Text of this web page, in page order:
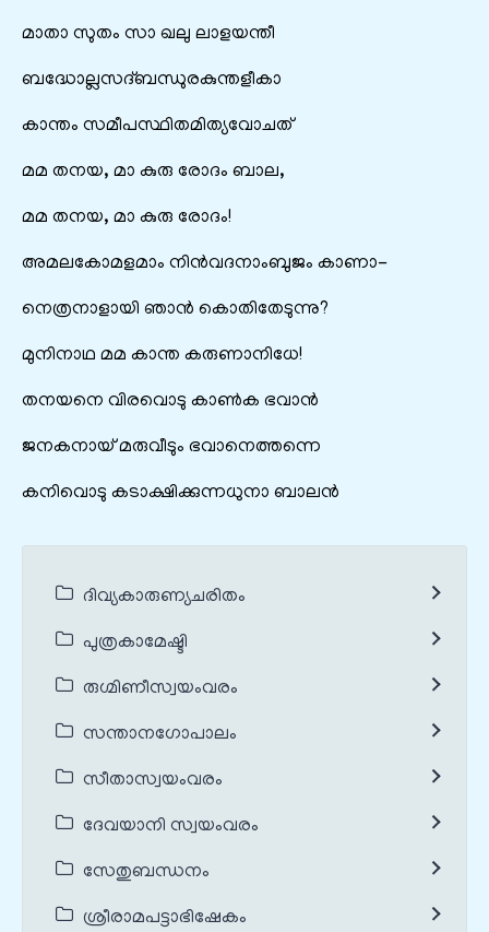
മാതാ സുതം സാ ഖലു ലാളയന്തീ
ബദ്ധോല്ലസദ്‌ബന്ധുരകുന്തളീകാ
കാന്തം സമീപസ്ഥിതമിത്യവോചത്
മമ തനയ, മാ കുരു രോദം ബാല,
മമ തനയ, മാ കുരു രോദം!
അമലകോമളമാം നിൻവദനാംബുജം കാണാ-
നെത്രനാളായി ഞാൻ കൊതിതേടുന്നു?
മുനിനാഥ മമ കാന്ത കരുണാനിധേ!
തനയനെ വിരവൊടു കാൺക ഭവാൻ
ജനകനായ് മരുവീടും ഭവാനെത്തന്നെ
കനിവൊടു കടാക്ഷിക്കുന്നധുനാ ബാലൻ
ദിവ്യകാരുണ്യചരിതം
പുത്രകാമേഷ്ടി
രുഗ്മിണീസ്വയംവരം
സന്താനഗോപാലം
സീതാസ്വയംവരം
ദേവയാനി സ്വയംവരം
സേതുബന്ധനം
ശ്രീരാമപട്ടാഭിഷേകം